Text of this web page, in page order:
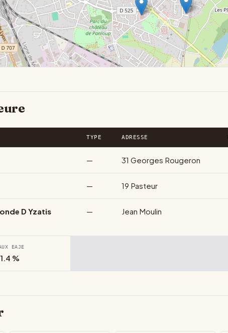
TYPE ADRESSE
— 31 Georges Rougeron
— 19 Pasteur
D Yzatis — Jean Moulin
EAJE
%